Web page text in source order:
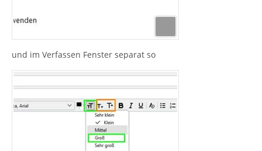
und im Verfassen Fenster separat so